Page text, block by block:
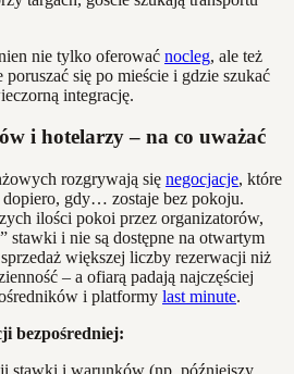
nie tylko oferować nocleg, ale też
się po mieście i gdzie szukać
integrację.
i hotelarzy – na co uważać
rozgrywają się negocjacje, które
dopiero, gdy… zostaje bez pokoju.
ilości pokoi przez organizatorów,
stawki i nie są dostępne na otwartym
większej liczby rezerwacji niż
– a ofiarą padają najczęściej
i platformy last minute.
bezpośredniej:
stawki i warunków (np. późniejszy